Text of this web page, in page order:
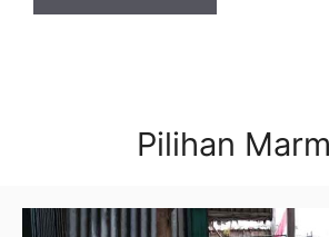
Pilihan